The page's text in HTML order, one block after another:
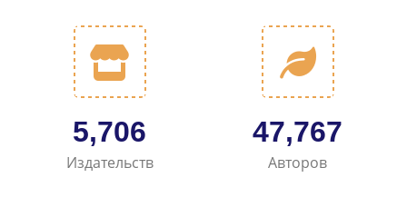
6,698
Издательств
56,120
Авторов